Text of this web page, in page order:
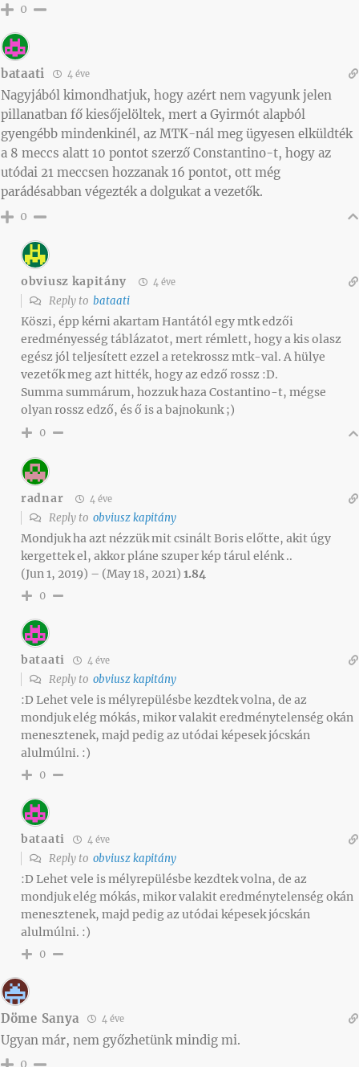
0
bataati 4 éve
Nagyjából kimondhatjuk, hogy azért nem vagyunk jelen
pillanatban fő kiesőjelöltek, mert a Gyirmót alapból
gyengébb mindenkinél, az MTK-nál meg ügyesen elküldték
a 8 meccs alatt 10 pontot szerző Constantino-t, hogy az
utódai 21 meccsen hozzanak 16 pontot, ott még
parádésabban végezték a dolgukat a vezetők.
0
obviusz kapitány 4 éve
Reply to bataati
Köszi, épp kérni akartam Hantától egy mtk edzői
eredményesség táblázatot, mert rémlett, hogy a kis olasz
egész jól teljesített ezzel a retekrossz mtk-val. A hülye
vezetők meg azt hitték, hogy az edző rossz :D.
Summa summárum, hozzuk haza Costantino-t, mégse
olyan rossz edző, és ő is a bajnokunk ;)
0
radnar 4 éve
Reply to obviusz kapitány
Mondjuk ha azt nézzük mit csinált Boris előtte, akit úgy
kergettek el, akkor pláne szuper kép tárul elénk ..
(Jun 1, 2019) – (May 18, 2021) 1.84
0
bataati 4 éve
Reply to obviusz kapitány
:D Lehet vele is mélyrepülésbe kezdtek volna, de az
mondjuk elég mókás, mikor valakit eredménytelenség okán
menesztenek, majd pedig az utódai képesek jócskán
alulmúlni. :)
0
bataati 4 éve
Reply to obviusz kapitány
:D Lehet vele is mélyrepülésbe kezdtek volna, de az
mondjuk elég mókás, mikor valakit eredménytelenség okán
menesztenek, majd pedig az utódai képesek jócskán
alulmúlni. :)
0
Döme Sanya 4 éve
Ugyan már, nem győzhetünk mindig mi.
0